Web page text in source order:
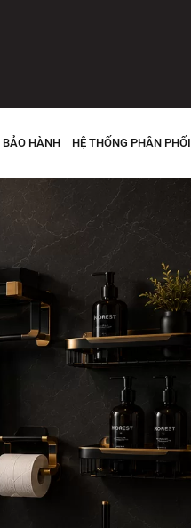
BẢO HÀNH HỆ THỐNG PHÂN PHỐI